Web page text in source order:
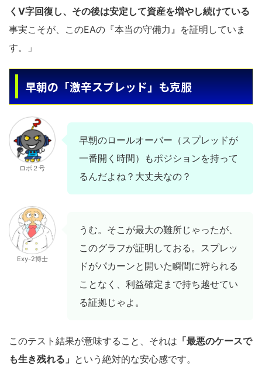
くV字回復し、その後は安定して資産を増やし続けている
事実こそが、このEAの『本当の守備力』を証明していま
す。」
早朝の「激辛スプレッド」も克服
ロボ２号
早朝のロールオーバー（スプレッドが
一番開く時間）もポジションを持って
るんだよね？大丈夫なの？
Exy-2博士
うむ。そこが最大の難所じゃったが、
このグラフが証明しておる。スプレッ
ドがパカーンと開いた瞬間に狩られる
ことなく、利益確定まで持ち越せてい
る証拠じゃよ。
このテスト結果が意味すること、それは 「最悪のケースで
も生き残れる」 という絶対的な安心感です。